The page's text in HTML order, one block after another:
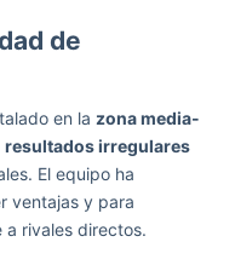
de
en la zona media-
resultados irregulares
El equipo ha
ventajas y para
a rivales directos.